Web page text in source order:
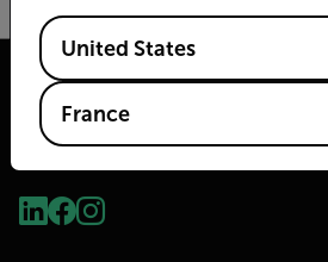
Available Locations
United States
France